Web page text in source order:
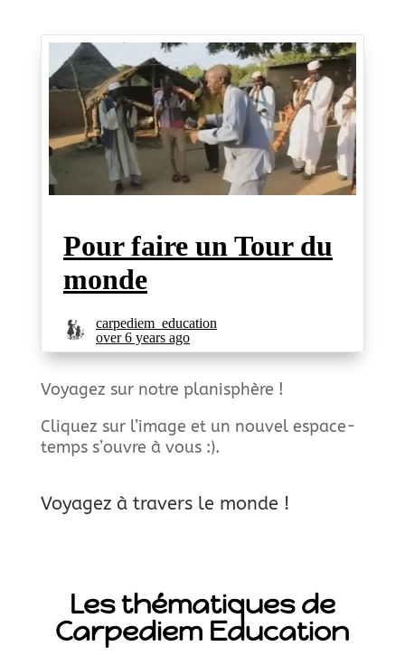
Voyagez sur notre planisphère !
Cliquez sur l’image et un nouvel espace-
temps s’ouvre à vous :).
Voyagez à travers le monde !
Les thématiques de
Carpediem Education